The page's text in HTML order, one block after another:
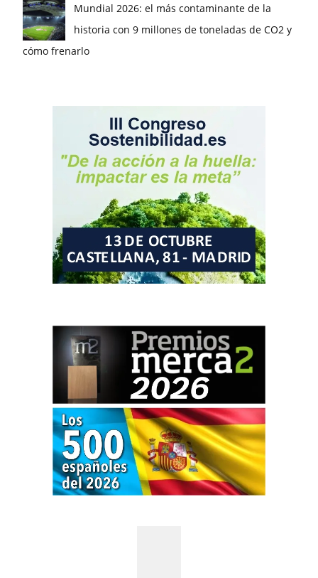
Mundial 2026: el más contaminante de la
historia con 9 millones de toneladas de CO2 y
cómo frenarlo